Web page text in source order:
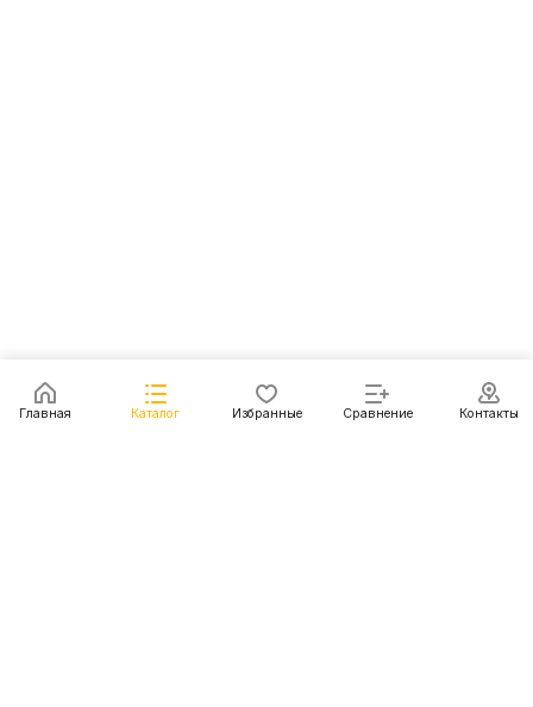
Главная Каталог Избранные Сравнение Контакты